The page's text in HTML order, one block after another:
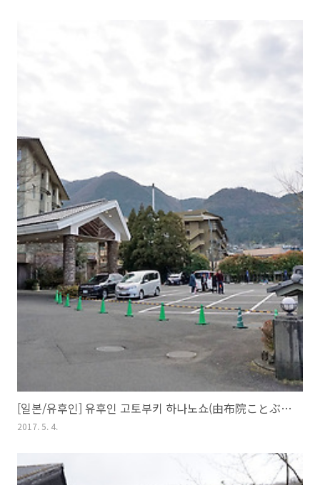
[일본/유후인] 유후인 고토부키 하나노쇼(由布院ことぶき花の庄) 숙박기
2017. 5. 4.